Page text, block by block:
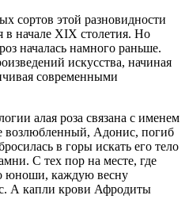
сортов этой разновидности
в начале XIX столетия. Но
началась намного раньше.
искусства, начиная
современными
алая роза связана с именем
возлюбленный, Адонис, погиб
в горы искать его тело
С тех пор на месте, где
юноши, каждую весну
А капли крови Афродиты